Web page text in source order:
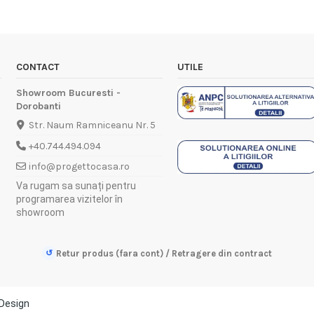
CONTACT
Showroom Bucuresti -
Dorobanti
Str. Naum Ramniceanu Nr. 5
+40.744.494.094
info@progettocasa.ro
Va rugam sa sunați pentru
programarea vizitelor în
showroom
UTILE
↺ Retur produs (fara cont) / Retragere din contract